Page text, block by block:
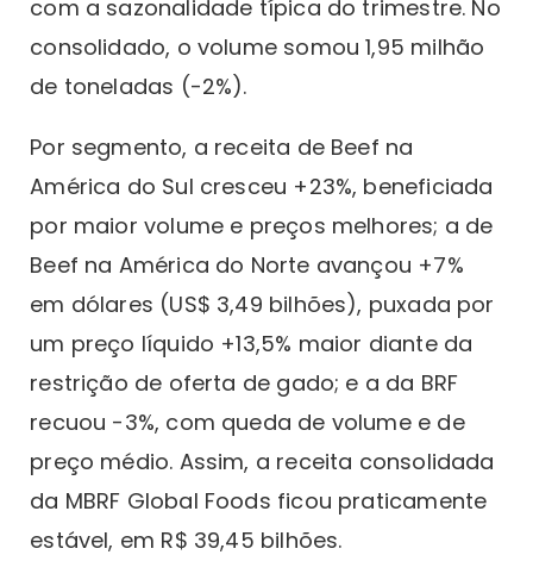
com a sazonalidade típica do trimestre. No
consolidado, o volume somou 1,95 milhão
de toneladas (-2%).
Por segmento, a receita de Beef na
América do Sul cresceu +23%, beneficiada
por maior volume e preços melhores; a de
Beef na América do Norte avançou +7%
em dólares (US$ 3,49 bilhões), puxada por
um preço líquido +13,5% maior diante da
restrição de oferta de gado; e a da BRF
recuou -3%, com queda de volume e de
preço médio. Assim, a receita consolidada
da MBRF Global Foods ficou praticamente
estável, em R$ 39,45 bilhões.